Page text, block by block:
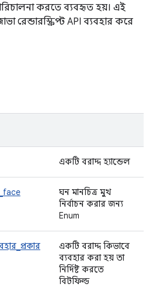
করতে ব্যবহৃত হয়। এই
রেন্ডারস্ক্রিপ্ট API ব্যবহার করে
একটি বরাদ্দ হ্যান্ডেল
ঘন মানচিত্র মুখ
নির্বাচন করার জন্য
Enum
একটি বরাদ্দ কিভাবে
ব্যবহার করা হয় তা
নির্দিষ্ট করতে
বিটফিল্ড